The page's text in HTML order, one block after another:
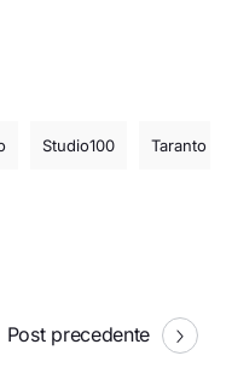
Studio100 Taranto
Post precedente